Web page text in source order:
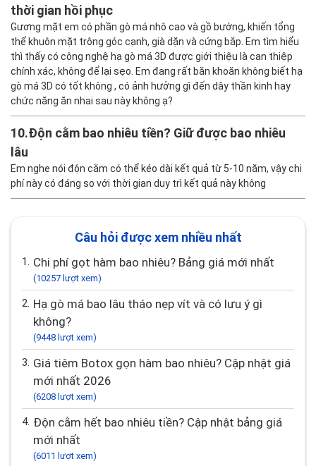
thời gian hồi phục
Gương mặt em có phần gò má nhô cao và gồ bướng, khiến tổng
thể khuôn mặt trông góc cạnh, già dặn và cứng bắp. Em tìm hiểu
thì thấy có công nghệ hạ gò má 3D được giới thiệu là can thiệp
chính xác, không để lại sẹo. Em đang rất băn khoăn không biết hạ
gò má 3D có tốt không , có ảnh hưởng gì đến dây thần kinh hay
chức năng ăn nhai sau này không ạ?
10.Độn cằm bao nhiêu tiền? Giữ được bao nhiêu
lâu
Em nghe nói độn cằm có thể kéo dài kết quả từ 5-10 năm, vậy chi
phí này có đáng so với thời gian duy trì kết quả này không
Câu hỏi được xem nhiều nhất
1. Chi phí gọt hàm bao nhiêu? Bảng giá mới nhất
(10257 lượt xem)
2. Hạ gò má bao lâu tháo nẹp vít và có lưu ý gì
không?
(9448 lượt xem)
3. Giá tiêm Botox gọn hàm bao nhiêu? Cập nhật giá
mới nhất 2026
(6208 lượt xem)
4. Độn cằm hết bao nhiêu tiền? Cập nhật bảng giá
mới nhất
(6011 lượt xem)